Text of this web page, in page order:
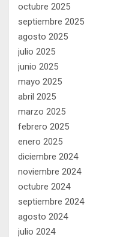
octubre 2025
septiembre 2025
agosto 2025
julio 2025
junio 2025
mayo 2025
abril 2025
marzo 2025
febrero 2025
enero 2025
diciembre 2024
noviembre 2024
octubre 2024
septiembre 2024
agosto 2024
julio 2024